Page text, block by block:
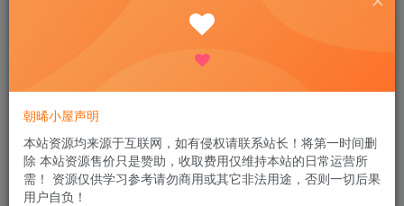
此内容为付费资源，请付费后查看
R9.9 R18.8
普通会员
立即购买
您当前未登录！建议登陆后购买，可保存购买订单
朝晞小屋声明
本站资源均来源于互联网，如有侵权请联系站长！将第一时间删
除 本站资源售价只是赞助，收取费用仅维持本站的日常运营所
需！ 资源仅供学习参考请勿商用或其它非法用途，否则一切后果
用户自负！